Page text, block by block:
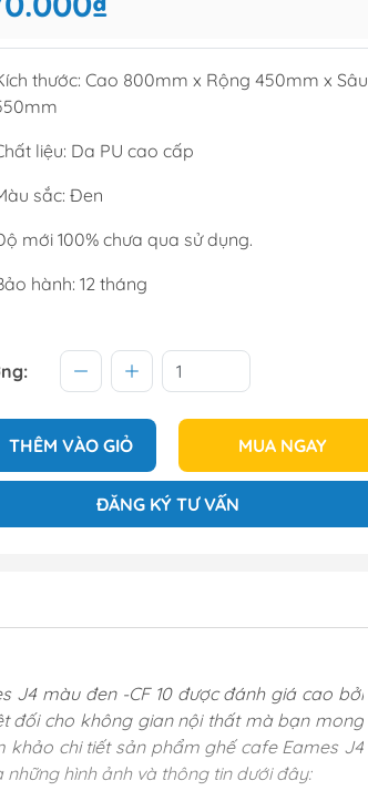
Sofa văng
Sofa góc
Sofa phòng chờ thư giãn
Sofa giường
thước: Cao 800mm x Rộng 450mm x Sâu
liệu: Da PU cao cấp
sắc: Đen
mới 100% chưa qua sử dụng.
hành: 12 tháng
THÊM VÀO GIỎ MUA NGAY
ĐĂNG KÝ TƯ VẤN
J4 màu đen -CF 10 được đánh giá cao bởi
đối cho không gian nội thất mà bạn mong
chi tiết sản phẩm ghế cafe Eames J4
hình ảnh và thông tin dưới đây: